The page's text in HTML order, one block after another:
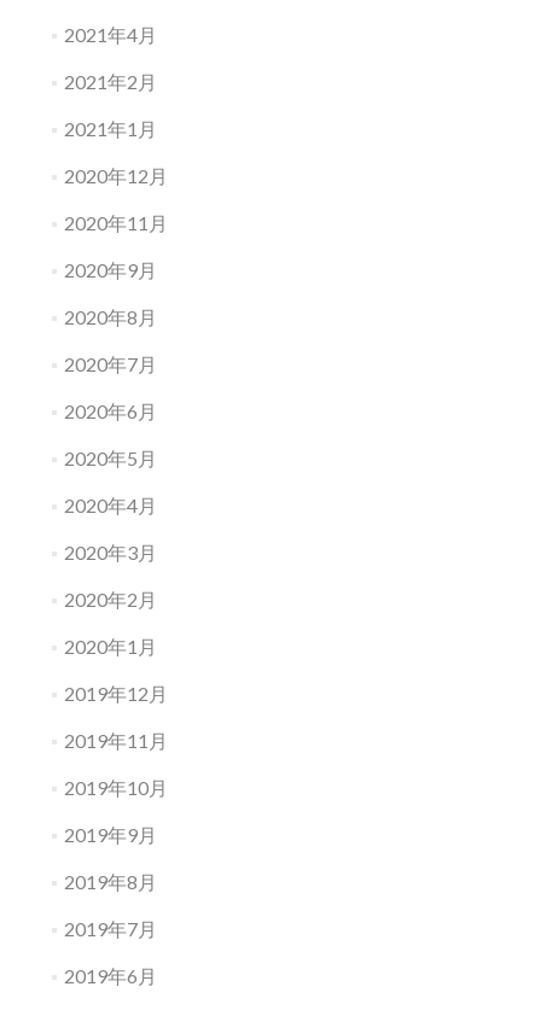
2021年4月
2021年2月
2021年1月
2020年12月
2020年11月
2020年9月
2020年8月
2020年7月
2020年6月
2020年5月
2020年4月
2020年3月
2020年2月
2020年1月
2019年12月
2019年11月
2019年10月
2019年9月
2019年8月
2019年7月
2019年6月